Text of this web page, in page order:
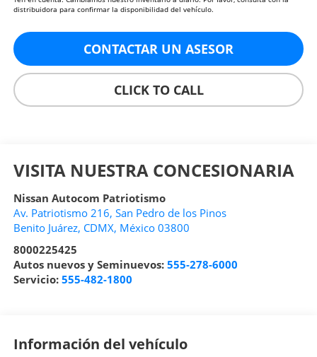
distribuidora para confirmar la disponibilidad del vehículo.
CONTACTAR UN ASESOR
CLICK TO CALL
VISITA NUESTRA CONCESIONARIA
Nissan Autocom Patriotismo
Av. Patriotismo 216, San Pedro de los Pinos
Benito Juárez, CDMX, México 03800
8000225425
Autos nuevos y Seminuevos: 555-278-6000
Servicio: 555-482-1800
Información del vehículo